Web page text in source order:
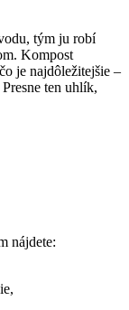
tým ju robí
Kompost
je najdôležitejšie –
ten uhlík,
nájdete: